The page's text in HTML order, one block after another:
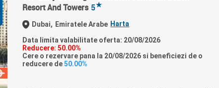
Resort And Towers 5★
Dubai, Emiratele Arabe Harta
Data limita valabilitate oferta: 20/08/2026
Reducere: 50.00%
Cere o rezervare pana la 20/08/2026 si beneficiezi de o
reducere de50.00%